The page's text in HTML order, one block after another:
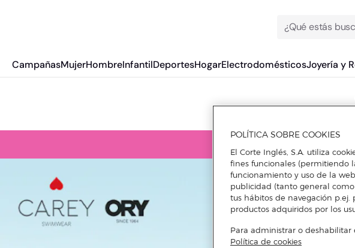
¿Qué estás
CampañasMujerHombreInfantilDeportesHogarElectrodomésticosJoyería y
POLÍTICA SOBRE COOKIES
El Corte Inglés, S.A. utiliza
fines funcionales (permitiendo
funcionamiento y uso de la
publicidad (tanto general
tus hábitos de navegación p.ej.
productos adquiridos por los
Para administrar o deshabilitar
Política de cookies